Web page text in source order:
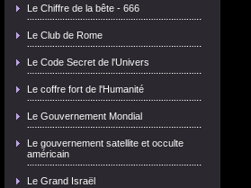
Le Chiffre de la bête - 666
Le Club de Rome
Le Code Secret de l'Univers
Le coffre fort de l'Humanité
Le Gouvernement Mondial
Le gouvernement satellite et occulte
américain
Le Grand Israël